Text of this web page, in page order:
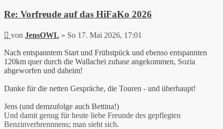
Re: Vorfreude auf das HiFaKo 2026
Beitrag
von JensOWL » So 17. Mai 2026, 17:01
Nach entspanntem Start und Frühstpück und ebenso entspannten
120km quer durch die Wallachei zuhase angekommen, Sozia
abgeworfen und daheim!
Danke für die netten Gespräche, die Touren - und überhaupt!
Jens (und demzufolge auch Bettina!)
Und damit genug für heute liebe Freunde des gepflegten
Benzinverbrennnens; man sieht sich.